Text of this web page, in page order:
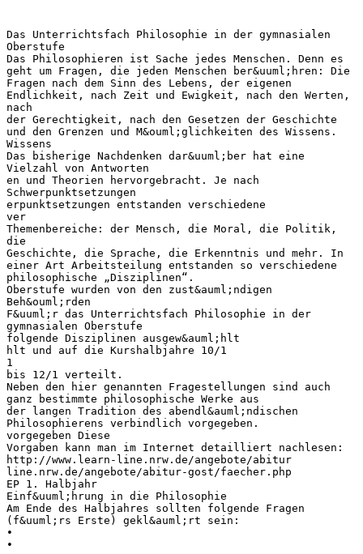
Das Unterrichtsfach Philosophie in der gymnasialen
Oberstufe
Das Philosophieren ist Sache jedes Menschen. Denn es
geht um Fragen, die jeden Menschen ber&uuml;hren: Die
Fragen nach dem Sinn des Lebens, der eigenen
Endlichkeit, nach Zeit und Ewigkeit, nach den Werten,
nach
der Gerechtigkeit, nach den Gesetzen der Geschichte
und den Grenzen und M&ouml;glichkeiten des Wissens.
Wissens
Das bisherige Nachdenken dar&uuml;ber hat eine
Vielzahl von Antworten
en und Theorien hervorgebracht. Je nach
Schwerpunktsetzungen
erpunktsetzungen entstanden verschiedene
ver
Themenbereiche: der Mensch, die Moral, die Politik,
die
Geschichte, die Sprache, die Erkenntnis und mehr. In
einer Art Arbeitsteilung entstanden so verschiedene
philosophische „Disziplinen“.
Oberstufe wurden von den zust&auml;ndigen
Beh&ouml;rden
F&uuml;r das Unterrichtsfach Philosophie in der
gymnasialen Oberstufe
folgende Disziplinen ausgew&auml;hlt
hlt und auf die Kurshalbjahre 10/1
1
bis 12/1 verteilt.
Neben den hier genannten Fragestellungen sind auch
ganz bestimmte philosophische Werke aus
der langen Tradition des abendl&auml;ndischen
Philosophierens verbindlich vorgegeben.
vorgegeben Diese
Vorgaben kann man im Internet detailliert nachlesen:
http://www.learn-line.nrw.de/angebote/abitur
line.nrw.de/angebote/abitur-gost/faecher.php
EP 1. Halbjahr
Einf&uuml;hrung in die Philosophie
Am Ende des Halbjahres sollten folgende Fragen
(f&uuml;rs Erste) gekl&auml;rt sein:
•
•